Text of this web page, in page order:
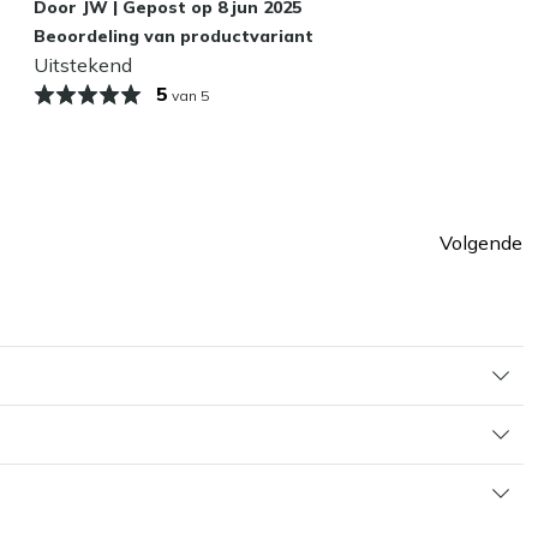
Door JW | Gepost op 8 jun 2025
Beoordeling van productvariant
Uitstekend
5 van 5
Volgende